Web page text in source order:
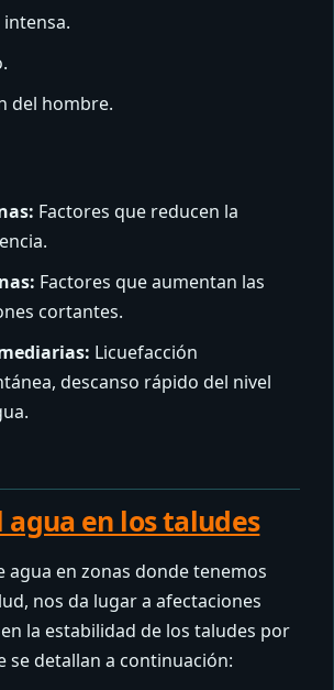
intensa.
del hombre.
Factores que reducen la
Factores que aumentan las
cortantes.
Licuefacción
descanso rápido del nivel
agua en los taludes
agua en zonas donde tenemos
nos da lugar a afectaciones
la estabilidad de los taludes por
se detallan a continuación: